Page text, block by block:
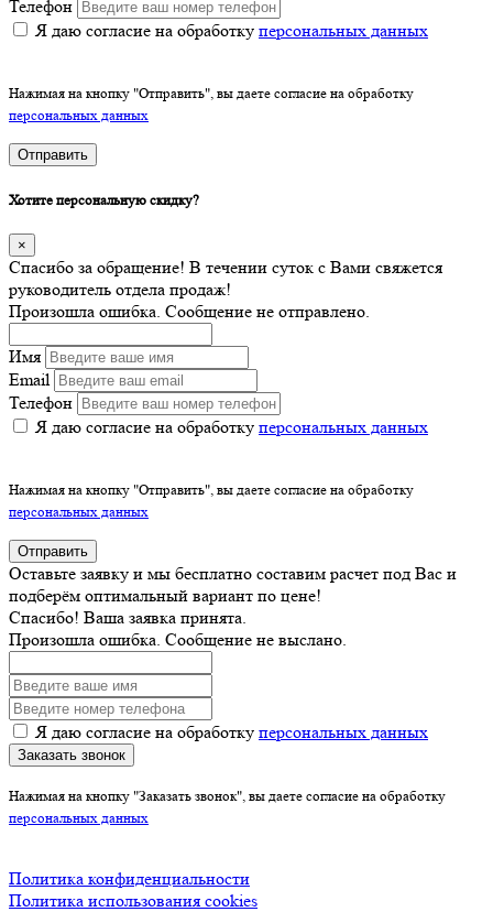
Телефон
Я даю согласие на обработку персональных данных
Нажимая на кнопку "Отправить", вы даете согласие на обработку
персональных данных
Отправить
Хотите персональную скидку?
×
Спасибо за обращение! В течении суток с Вами свяжется
руководитель отдела продаж!
Произошла ошибка. Сообщение не отправлено.
Имя
Email
Телефон
Я даю согласие на обработку персональных данных
Нажимая на кнопку "Отправить", вы даете согласие на обработку
персональных данных
Отправить
Оставьте заявку и мы бесплатно составим расчет под Вас и
подберём оптимальный вариант по цене!
Спасибо! Ваша заявка принята.
Произошла ошибка. Сообщение не выслано.
Я даю согласие на обработку персональных данных
Заказать звонок
Нажимая на кнопку "Заказать звонок", вы даете согласие на обработку
персональных данных
Политика конфиденциальности
Политика использования cookies